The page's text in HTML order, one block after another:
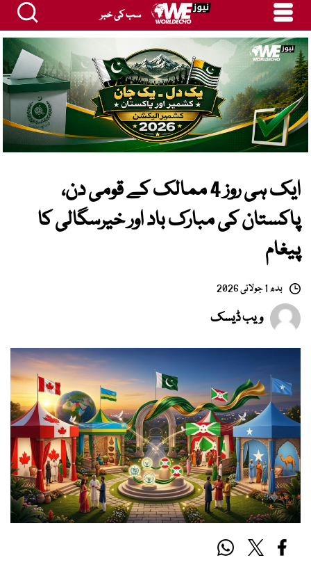
سب کی خبر
ایک ہی روز 4 ممالک کے قومی دن،
پاکستان کی مبارک باد اور خیرسگالی کا
پیغام
بدھ 1 جولائی 2026
ویب ڈیسک